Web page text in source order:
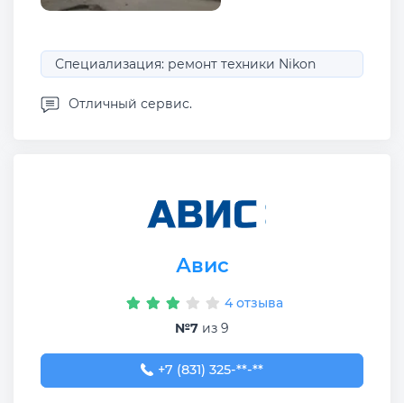
Специализация: ремонт техники Nikon
Отличный сервис.
Авис
4 отзыва
№7 из 9
+7 (831) 325-40-66
+7 (831) 325-**-**